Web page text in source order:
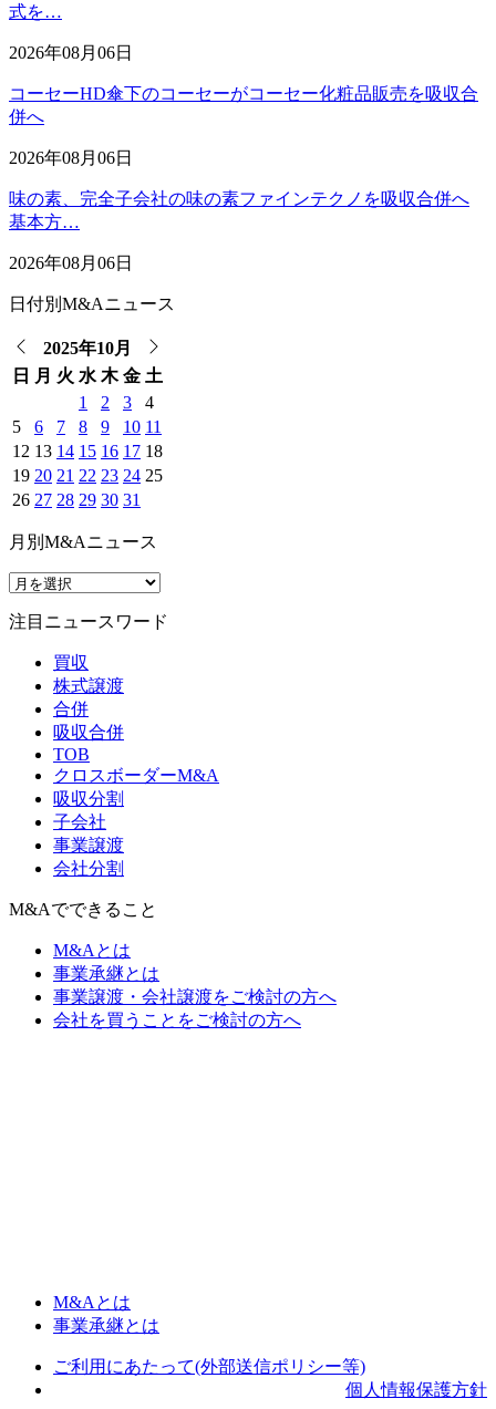
式を…
2026年08月06日
コーセーHD傘下のコーセーがコーセー化粧品販売を吸収合
併へ
2026年08月06日
味の素、完全子会社の味の素ファインテクノを吸収合併へ
基本方…
2026年08月06日
日付別M&Aニュース
2025年10月
日
月 火 水 木 金 土
1
2 3
4
5
6 7 8 9 10 11
12 13 14 15 16 17 18
19 20 21 22 23 24 25
26 27 28 29 30 31
月別M&Aニュース
注目ニュースワード
買収
株式譲渡
合併
吸収合併
TOB
クロスボーダーM&A
吸収分割
子会社
事業譲渡
会社分割
M&Aでできること
M&Aとは
事業承継とは
事業譲渡・会社譲渡をご検討の方へ
会社を買うことをご検討の方へ
M&Aとは
事業承継とは
ご利用にあたって(外部送信ポリシー等)
個人情報保護方針